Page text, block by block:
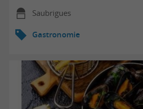
Saubrigues
Gastronomie